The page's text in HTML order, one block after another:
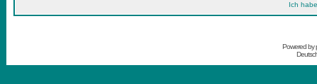
Ich
Powered by